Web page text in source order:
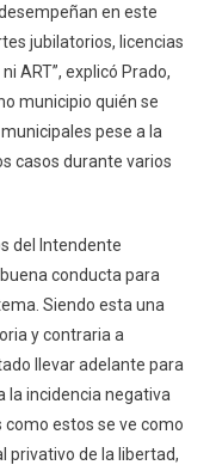
en este
jubilatorios, licencias
ART”, explicó Prado,
municipio quién se
pese a la
casos durante varios
del Intendente
conducta para
Siendo esta una
y contraria a
llevar adelante para
la incidencia negativa
estos se ve como
privativo de la libertad,